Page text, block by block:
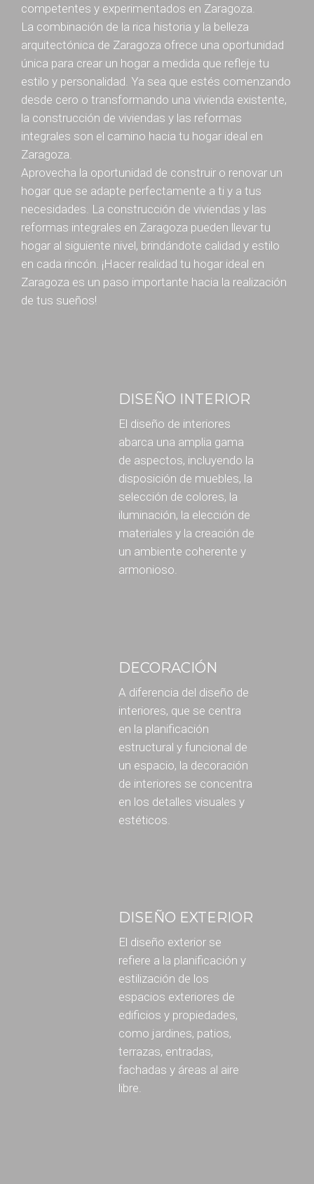
competentes y experimentados en Zaragoza.
La combinación de la rica historia y la belleza
arquitectónica de Zaragoza ofrece una oportunidad
única para crear un hogar a medida que refleje tu
estilo y personalidad. Ya sea que estés comenzando
desde cero o transformando una vivienda existente,
la construcción de viviendas y las reformas
integrales son el camino hacia tu hogar ideal en
Zaragoza.
Aprovecha la oportunidad de construir o renovar un
hogar que se adapte perfectamente a ti y a tus
necesidades. La construcción de viviendas y las
reformas integrales en Zaragoza pueden llevar tu
hogar al siguiente nivel, brindándote calidad y estilo
en cada rincón. ¡Hacer realidad tu hogar ideal en
Zaragoza es un paso importante hacia la realización
de tus sueños!
DISEÑO INTERIOR
El diseño de interiores
abarca una amplia gama
de aspectos, incluyendo la
disposición de muebles, la
selección de colores, la
iluminación, la elección de
materiales y la creación de
un ambiente coherente y
armonioso.
DECORACIÓN
A diferencia del diseño de
interiores, que se centra
en la planificación
estructural y funcional de
un espacio, la decoración
de interiores se concentra
en los detalles visuales y
estéticos.
DISEÑO EXTERIOR
El diseño exterior se
refiere a la planificación y
estilización de los
espacios exteriores de
edificios y propiedades,
como jardines, patios,
terrazas, entradas,
fachadas y áreas al aire
libre.